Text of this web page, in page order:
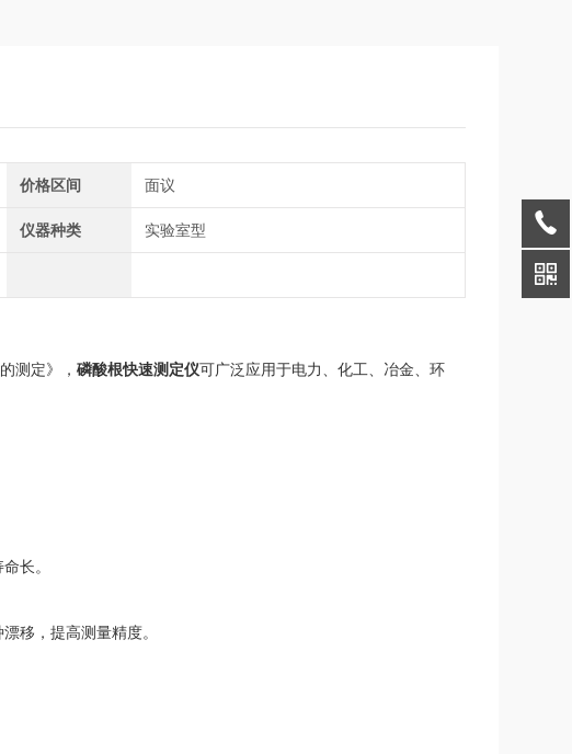
价格区间 面议
仪器种类 实验室型
测定》， 磷酸根快速测定仪可广泛应用于电力、化工、冶金、环
长。
移，提高测量精度。